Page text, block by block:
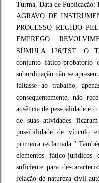
Turma, Data de Publicação:
AGRAVO DE
PROCESSO REGIDO
EMPREGO.
SÚMULA 126/TST. O
conjunto fático-probatório
subordinação não se
faltasse ao trabalho,
consequentemente, não
ausência de pessoalidade e
de suas atividades
possibilidade de vínculo
primeira reclamada."
elementos fático-
suficiente para
relação de natureza civil